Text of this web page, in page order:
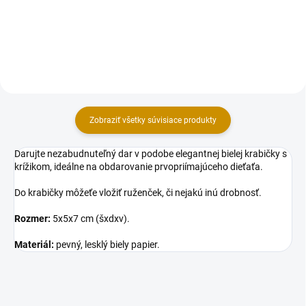
Zobraziť všetky súvisiace produkty
Darujte nezabudnuteľný dar v podobe elegantnej bielej krabičky s
krížikom, ideálne na obdarovanie prvopriímajúceho dieťaťa.
Do krabičky môžeťe vložiť ruženček, či nejakú inú drobnosť.
Rozmer: 5x5x7 cm (šxdxv).
Materiál: pevný, lesklý biely papier.